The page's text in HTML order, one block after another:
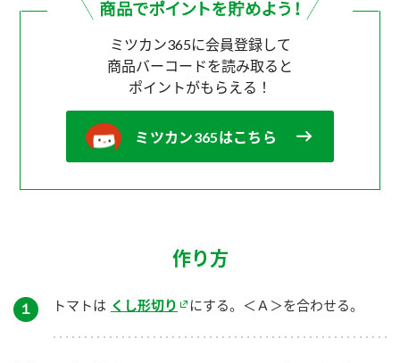
ミツカン365に会員登録して
商品バーコードを読み取ると
ポイントがもらえる！
ミツカン365はこちら
作り方
１ トマトは くし形切り にする。＜Ａ＞を合わせる。